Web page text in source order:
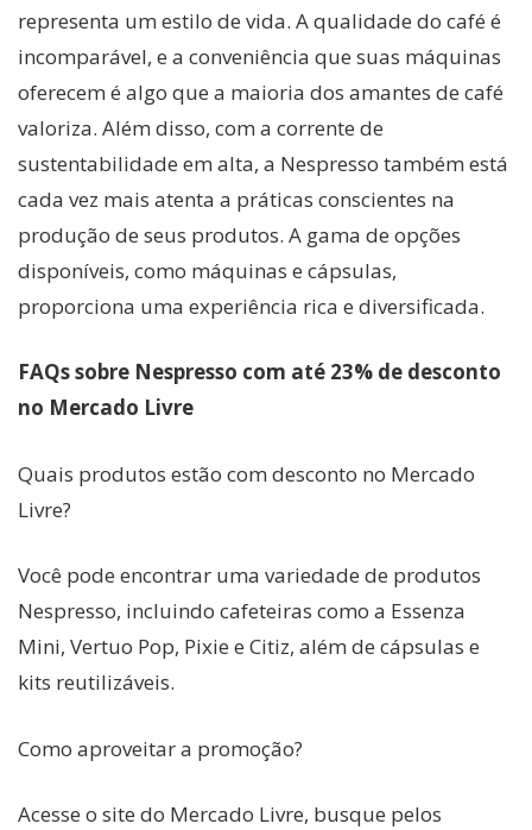
representa um estilo de vida. A qualidade do café é
incomparável, e a conveniência que suas máquinas
oferecem é algo que a maioria dos amantes de café
valoriza. Além disso, com a corrente de
sustentabilidade em alta, a Nespresso também está
cada vez mais atenta a práticas conscientes na
produção de seus produtos. A gama de opções
disponíveis, como máquinas e cápsulas,
proporciona uma experiência rica e diversificada.
FAQs sobre Nespresso com até 23% de desconto
no Mercado Livre
Quais produtos estão com desconto no Mercado
Livre?
Você pode encontrar uma variedade de produtos
Nespresso, incluindo cafeteiras como a Essenza
Mini, Vertuo Pop, Pixie e Citiz, além de cápsulas e
kits reutilizáveis.
Como aproveitar a promoção?
Acesse o site do Mercado Livre, busque pelos